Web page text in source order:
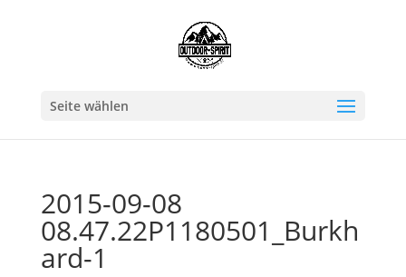
Seite wählen
2015-09-08
08.47.22P1180501_Burkh
ard-1